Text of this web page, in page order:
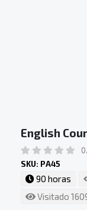
English
SKU: PA45
90 horas
Visitado